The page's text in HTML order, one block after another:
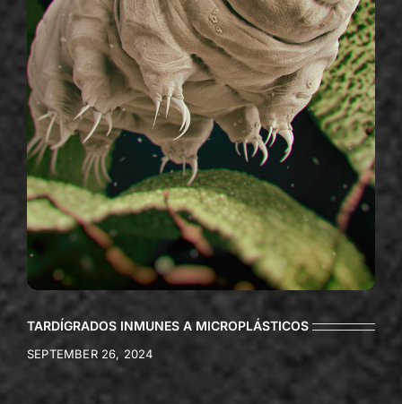
TARDÍGRADOS INMUNES A MICROPLÁSTICOS
SEPTEMBER 26, 2024